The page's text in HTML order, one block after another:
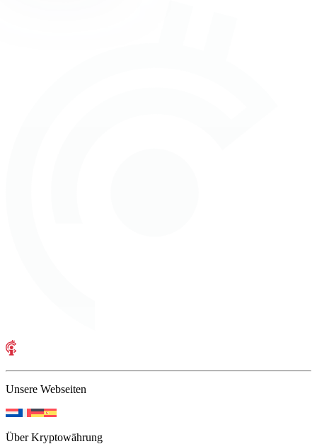
Unsere Webseiten
Über Kryptowährung